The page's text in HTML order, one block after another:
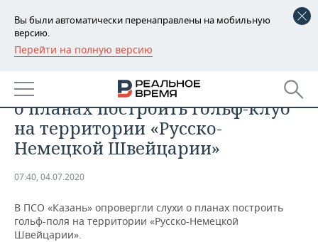
Вы были автоматически перенаправлены на мобильную
версию.
Перейти на полную версию
РЕГИОНЫ
БАШКОРТОСТАН
ТАТАРСТАН
УДМУРТИЯ
НОВОСТИ
АНАЛИТИКА
НОВОСТИ АНАЛИТИКИ
ДЕКЛАРАЦИИ О ДОХОДАХ
КОРОЛИ ГОСЗАКАЗА ПФО
ЭКОНОМИКА
НОВОСТИ ЭКОНОМИКИ
ФИНАНСЫ
ПРОМЫШЛЕННОСТЬ
НОВОСТИ
ПРОМЫШЛЕННОСТИ
НЕДВИЖИМОСТЬ
ПСО «Казань» опровергло слухи
о планах построить гольф-клуб
на территории «Русско-
Немецкой Швейцарии»
07:40, 04.07.2020
В ПСО «Казань» опровергли слухи о планах построить
гольф-поля на территории «Русско-Немецкой
Швейцарии».